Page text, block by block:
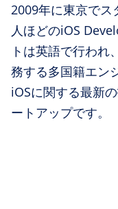
2009年に東京でス
人ほどのiOS
トは英語で行われ
務する多国籍エン
iOSに関する最新
ートアップです。